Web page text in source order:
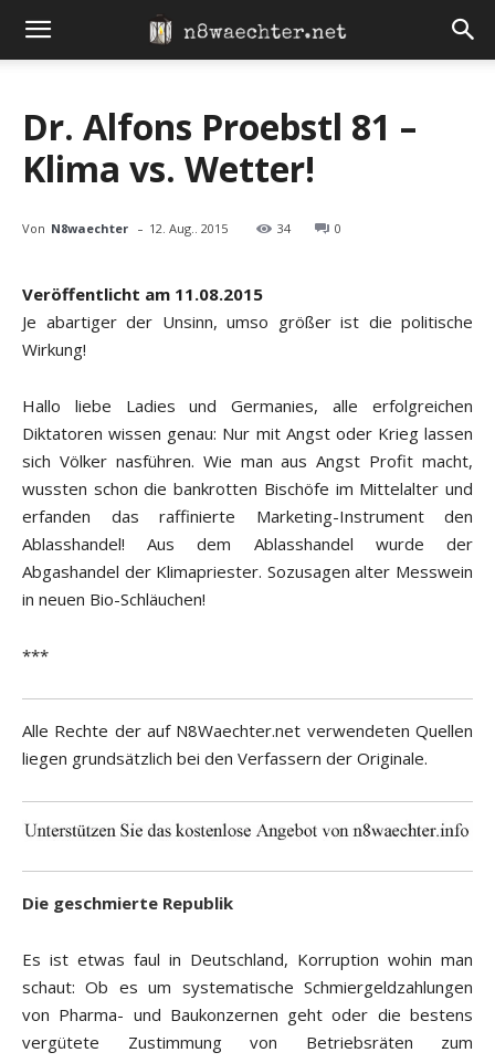
Dr. Alfons Proebstl 81 –
Klima vs. Wetter!
Von N8waechter - 12. Aug.. 2015 34 0
Veröffentlicht am 11.08.2015
Je abartiger der Unsinn, umso größer ist die politische
Wirkung!
Hallo liebe Ladies und Germanies, alle erfolgreichen
Diktatoren wissen genau: Nur mit Angst oder Krieg lassen
sich Völker nasführen. Wie man aus Angst Profit macht,
wussten schon die bankrotten Bischöfe im Mittelalter und
erfanden das raffinierte Marketing-Instrument den
Ablasshandel! Aus dem Ablasshandel wurde der
Abgashandel der Klimapriester. Sozusagen alter Messwein
in neuen Bio-Schläuchen!
***
Alle Rechte der auf N8Waechter.net verwendeten Quellen
liegen grundsätzlich bei den Verfassern der Originale.
Die geschmierte Republik
Es ist etwas faul in Deutschland, Korruption wohin man
schaut: Ob es um systematische Schmiergeldzahlungen
von Pharma- und Baukonzernen geht oder die bestens
vergütete Zustimmung von Betriebsräten zum